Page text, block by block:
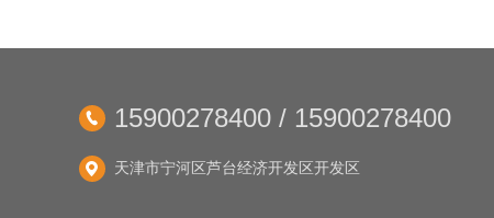
 15900278400 / 15900278400
 天津市宁河区芦台经济开发区开发区